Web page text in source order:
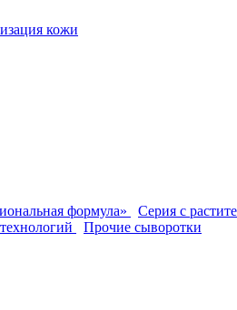
кожи
формула» Серия с
Прочие сыворотки